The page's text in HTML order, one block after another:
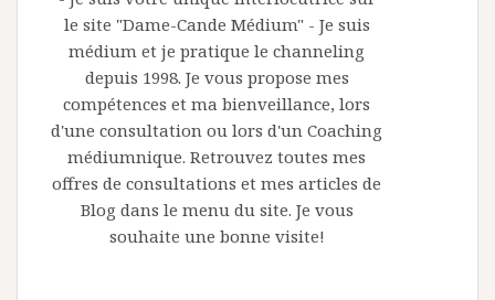
le site "Dame-Cande Médium" - Je suis
médium et je pratique le channeling
depuis 1998. Je vous propose mes
compétences et ma bienveillance, lors
d'une consultation ou lors d'un Coaching
médiumnique. Retrouvez toutes mes
offres de consultations et mes articles de
Blog dans le menu du site. Je vous
souhaite une bonne visite!